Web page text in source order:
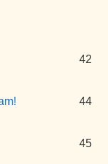
42
44
45